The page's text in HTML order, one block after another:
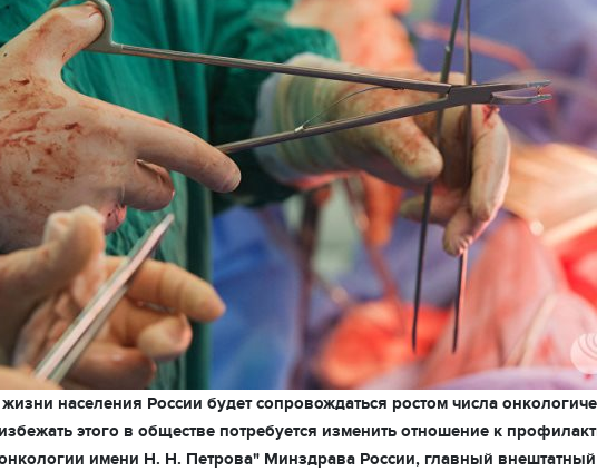
населения России будет сопровождаться ростом числа
этого в обществе потребуется изменить отношение к
имени Н. Н. Петрова" Минздрава России, главный